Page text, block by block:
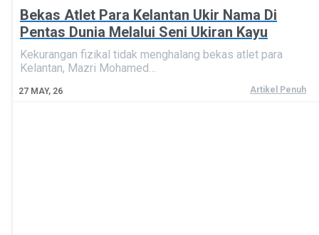
Bekas Atlet Para Kelantan Ukir Nama Di
Pentas Dunia Melalui Seni Ukiran Kayu
27 MAY, 26
Kekurangan fizikal tidak menghalang bekas atlet para
Kelantan, Mazri Mohamed…
Artikel Penuh